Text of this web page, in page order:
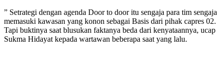
” Setrategi dengan agenda Door to door itu sengaja para tim sengaja
memasuki kawasan yang konon sebagai Basis dari pihak capres 02.
Tapi buktinya saat blusukan faktanya beda dari kenyataannya, ucap
Sukma Hidayat kepada wartawan beberapa saat yang lalu.